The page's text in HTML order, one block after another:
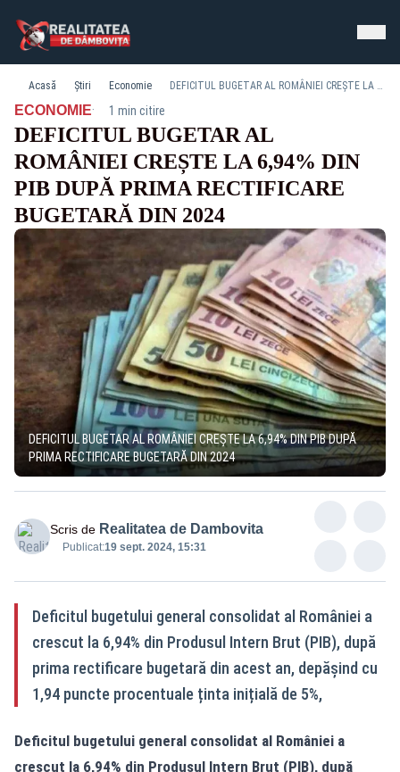
Acasă Știri Economie DEFICITUL BUGETAR AL ROMÂNIEI CREȘTE LA 6,94% DIN PIB DUPĂ PRIMA RECTIFICARE BUGETARĂ DIN 2024
ECONOMIE· 1 min citire
DEFICITUL BUGETAR AL
ROMÂNIEI CREȘTE LA 6,94% DIN
PIB DUPĂ PRIMA RECTIFICARE
BUGETARĂ DIN 2024
DEFICITUL BUGETAR AL ROMÂNIEI CREȘTE LA 6,94% DIN PIB DUPĂ
PRIMA RECTIFICARE BUGETARĂ DIN 2024
Scris de Realitatea de Dambovita
Publicat:19 sept. 2024, 15:31
Deficitul bugetului general consolidat al României a
crescut la 6,94% din Produsul Intern Brut (PIB), după
prima rectificare bugetară din acest an, depășind cu
1,94 puncte procentuale ținta inițială de 5%,
Deficitul bugetului general consolidat al României a
crescut la 6,94% din Produsul Intern Brut (PIB), după